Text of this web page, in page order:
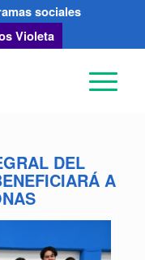
sociales
Violeta
DEL
A